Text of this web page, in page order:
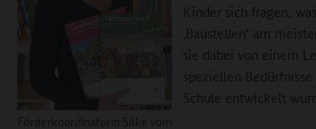
Kinder sich fragen,
‚Baustellen‘ am
sie dabei von einem
speziellen
Schule entwickelt